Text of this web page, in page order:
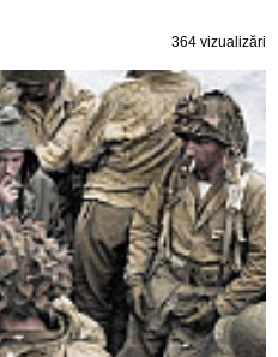
364 vizualizări